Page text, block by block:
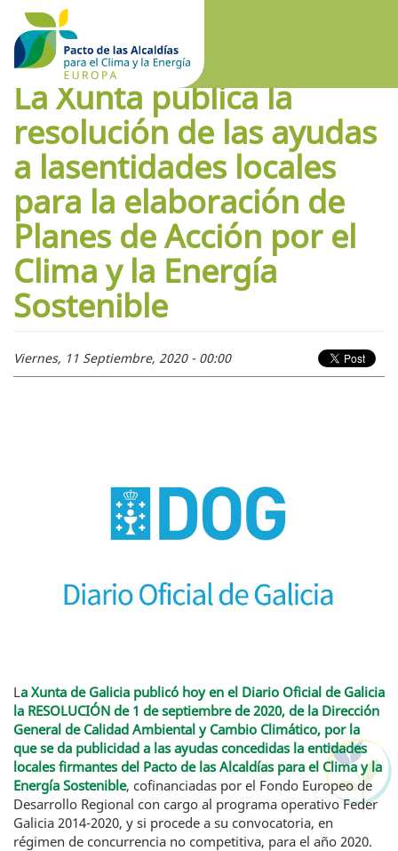
La Xunta publica la
resolución de las ayudas
a lasentidades locales
para la elaboración de
Planes de Acción por el
Clima y la Energía
Sostenible
Viernes, 11 Septiembre, 2020 - 00:00
La Xunta de Galicia publicó hoy en el Diario Oficial de Galicia
la RESOLUCIÓN de 1 de septiembre de 2020, de la Dirección
General de Calidad Ambiental y Cambio Climático, por la
que se da publicidad a las ayudas concedidas la entidades
locales firmantes del Pacto de las Alcaldías para el Clima y la
Energía Sostenible, cofinanciadas por el Fondo Europeo de
Desarrollo Regional con cargo al programa operativo Feder
Galicia 2014-2020, y si procede a su convocatoria, en
régimen de concurrencia no competitiva, para el año 2020.